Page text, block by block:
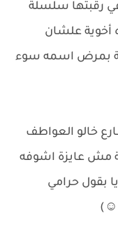
رقبتها سلسلة
أخوية علشان
بمرض اسمه سوء
خالو العواطف
مش عايزة اشوفه
بقول حرامي